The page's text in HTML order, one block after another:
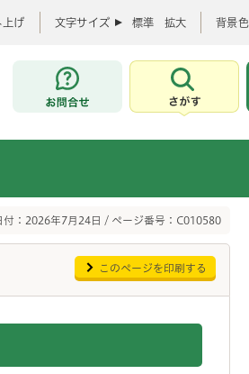
上げ 文字サイズ 標準 拡大 背景色
お問合せ
さがす
付：2026年7月24日 / ページ番号：C010580
このページを印刷する